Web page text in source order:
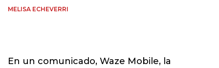
MELISA ECHEVERRI
En un comunicado, Waze Mobile, la